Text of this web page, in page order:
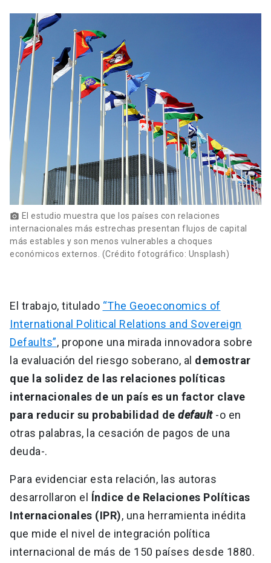
Padres y familia
Vecinos
Mi Portal UC
Medios Biblioteca launch
Donaciones launch
photo_camera El estudio muestra que los países con relaciones
internacionales más estrechas presentan flujos de capital
más estables y son menos vulnerables a choques
económicos externos. (Crédito fotográfico: Unsplash)
El trabajo, titulado “The Geoeconomics of
International Political Relations and Sovereign
Defaults”, propone una mirada innovadora sobre
la evaluación del riesgo soberano, al demostrar
que la solidez de las relaciones políticas
internacionales de un país es un factor clave
para reducir su probabilidad de default-o en
otras palabras, la cesación de pagos de una
deuda-.
Para evidenciar esta relación, las autoras
desarrollaron el Índice de Relaciones Políticas
Internacionales (IPR), una herramienta inédita
que mide el nivel de integración política
internacional de más de 150 países desde 1880.